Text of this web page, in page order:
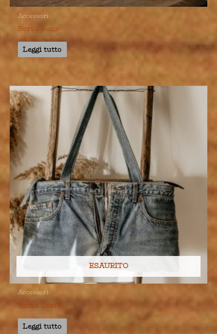
Accessori
Borsa jeans
Leggi tutto
ESAURITO
Accessori
Borsa Levi’s
Leggi tutto